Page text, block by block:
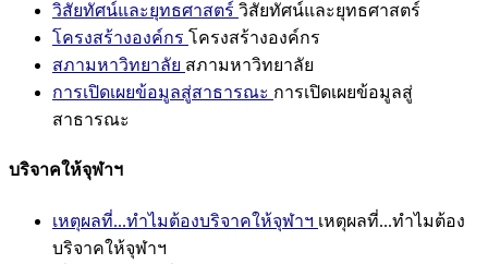
วิสัยทัศน์และยุทธศาสตร์ วิสัยทัศน์และยุทธศาสตร์
โครงสร้างองค์กร โครงสร้างองค์กร
สภามหาวิทยาลัย สภามหาวิทยาลัย
การเปิดเผยข้อมูลสู่สาธารณะ การเปิดเผยข้อมูลสู่
สาธารณะ
บริจาคให้จุฬาฯ
เหตุผลที่...ทำไมต้องบริจาคให้จุฬาฯ เหตุผลที่...ทำไมต้อง
บริจาคให้จุฬาฯ